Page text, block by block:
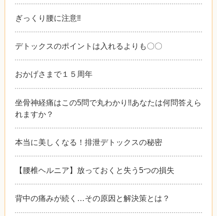
ぎっくり腰に注意‼︎
デトックスのポイントは入れるよりも〇〇
おかげさまで１５周年
坐骨神経痛はこの5問で丸わかり‼︎あなたは何問答えら
れますか？
本当に美しくなる！排泄デトックスの秘密
【腰椎ヘルニア】放っておくと失う5つの損失
背中の痛みが続く…その原因と解決策とは？